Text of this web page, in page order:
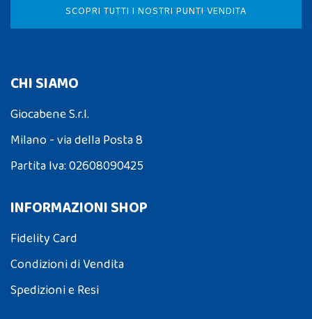
SCOPRI TUTTI I NOSTRI PUNTI VENDITA
CHI SIAMO
Giocabene S.r.l.
Milano - via della Posta 8
Partita Iva: 02608090425
INFORMAZIONI SHOP
Fidelity Card
Condizioni di Vendita
Spedizioni e Resi